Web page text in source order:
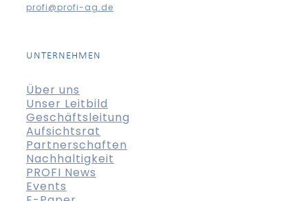
profi@profi-ag.de
UNTERNEHMEN
Über uns
Unser Leitbild
Geschäftsleitung
Aufsichtsrat
Partnerschaften
Nachhaltigkeit
PROFI News
Events